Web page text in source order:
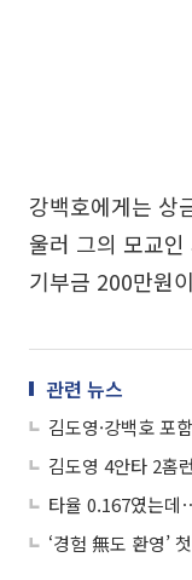
강백호에게는 상
울러 그의 모교
기부금 200만원
관련 뉴스
김도영·강백호 포
김도영 4안타 2홈
타율 0.167였는데
‘경험 無도 환영’